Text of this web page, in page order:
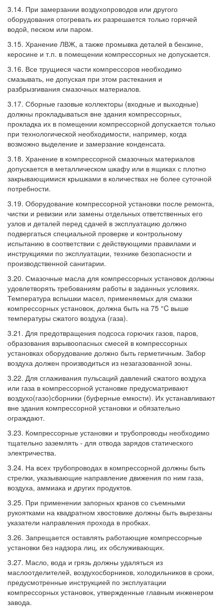
3.14. При замерзании воздухопроводов или другого
оборудования отогревать их разрешается только горячей
водой, песком или паром.
3.15. Хранение ЛВЖ, а также промывка деталей в бензине,
керосине и т.п. в помещении компрессорных не допускается.
3.16. Все трущиеся части компрессоров необходимо
смазывать, не допуская при этом растекания и
разбрызгивания смазочных материалов.
3.17. Сборные газовые коллекторы (входные и выходные)
должны прокладываться вне здания компрессорных,
прокладка их в помещении компрессорной допускается только
при технологической необходимости, например, когда
возможно выделение и замерзание конденсата.
3.18. Хранение в компрессорной смазочных материалов
допускается в металлическом шкафу или в ящиках с плотно
закрывающимися крышками в количествах не более суточной
потребности.
3.19. Оборудование компрессорной установки после ремонта,
чистки и ревизии или замены отдельных ответственных его
узлов и деталей перед сдачей в эксплуатацию должно
подвергаться специальной проверке и контрольному
испытанию в соответствии с действующими правилами и
инструкциями по эксплуатации, технике безопасности и
производственной санитарии.
3.20. Смазочные масла для компрессорных установок должны
удовлетворять требованиям работы в заданных условиях.
Температура вспышки масел, применяемых для смазки
компрессорных установок, должна быть на 75 °C выше
температуры сжатого воздуха (газа).
3.21. Для предотвращения подсоса горючих газов, паров,
образования взрывоопасных смесей в компрессорных
установках оборудование должно быть герметичным. Забор
воздуха должен производиться из незагазованной зоны.
3.22. Для сглаживания пульсаций давлений сжатого воздуха
или газа в компрессорной установке предусматривают
воздухо(газо)сборники (буферные емкости). Их устанавливают
вне здания компрессорной установки и обязательно
ограждают.
3.23. Компрессорные установки и трубопроводы необходимо
тщательно заземлять - для отвода зарядов статического
электричества.
3.24. На всех трубопроводах в компрессорной должны быть
стрелки, указывающие направление движения по ним газа,
воздуха, аммиака и других продуктов.
3.25. При применении запорных кранов со съемными
рукоятками на квадратном хвостовике должны быть вырезаны
указатели направления прохода в пробках.
3.26. Запрещается оставлять работающие компрессорные
установки без надзора лиц, их обслуживающих.
3.27. Масло, вода и грязь должны удаляться из
маслоотделителей, воздухосборников, холодильников в сроки,
предусмотренные инструкцией по эксплуатации
компрессорных установок, утвержденные главным инженером
завода.